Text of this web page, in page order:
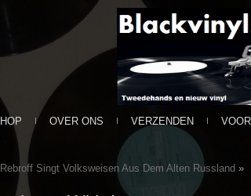
OVER ONS VERZENDEN
Singt Volksweisen Aus Dem Alten Russland »